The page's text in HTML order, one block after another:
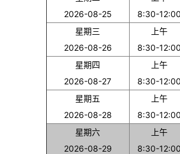
2026-08-25
8:30-
星期三
2026-08-26
上午
8:30-
星期四
2026-08-27
上午
8:30-
星期五
2026-08-28
上午
8:30-
星期六
2026-08-29
上午
8:30-